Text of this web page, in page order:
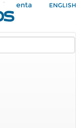
Mi Cuenta ENGLISH